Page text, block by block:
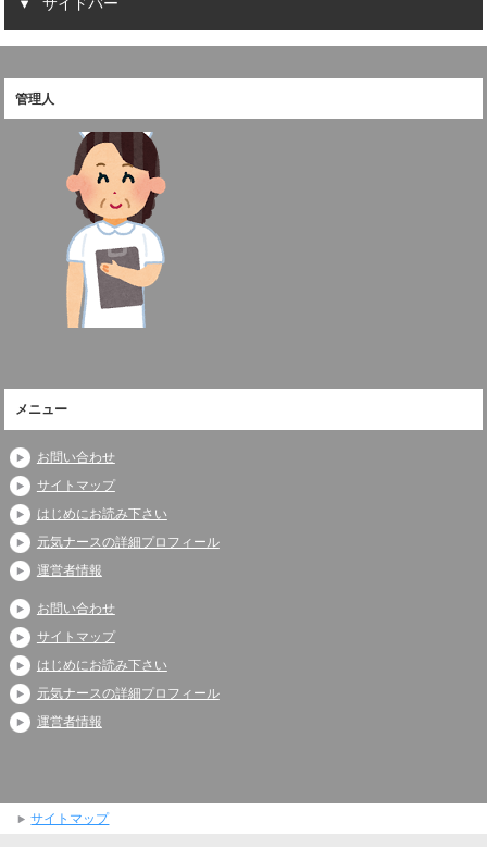
サイドバー
管理人
メニュー
お問い合わせ
サイトマップ
はじめにお読み下さい
元気ナースの詳細プロフィール
運営者情報
お問い合わせ
サイトマップ
はじめにお読み下さい
元気ナースの詳細プロフィール
運営者情報
サイトマップ